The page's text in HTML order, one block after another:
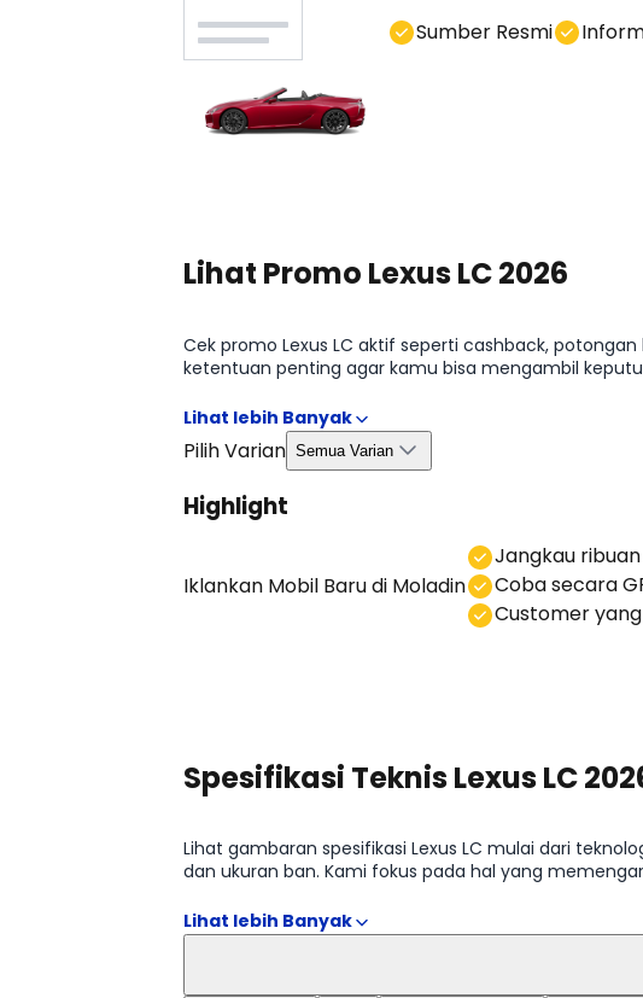
Sumber Resmi
Lihat Promo Lexus LC 2026
Cek promo Lexus LC aktif seperti cashback,
ketentuan penting agar kamu bisa mengambil
Pilih Varian Semua Varian
Highlight
Iklankan Mobil Barudi Moladin
⁠Jangkau
Coba secara
⁠⁠Customer
Spesifikasi Teknis Lexus LC
Lihat gambaran spesifikasi Lexus LC mulai dari
dan ukuran ban. Kami fokus pada hal yang